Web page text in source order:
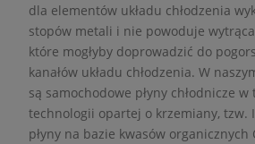
dla elementów układu chłodzenia
stopów metali i nie powoduje
które mogłyby doprowadzić do
kanałów układu chłodzenia. W
są samochodowe płyny chłodnicze
technologii opartej o krzemiany, tzw.
płyny na bazie kwasów organicznych